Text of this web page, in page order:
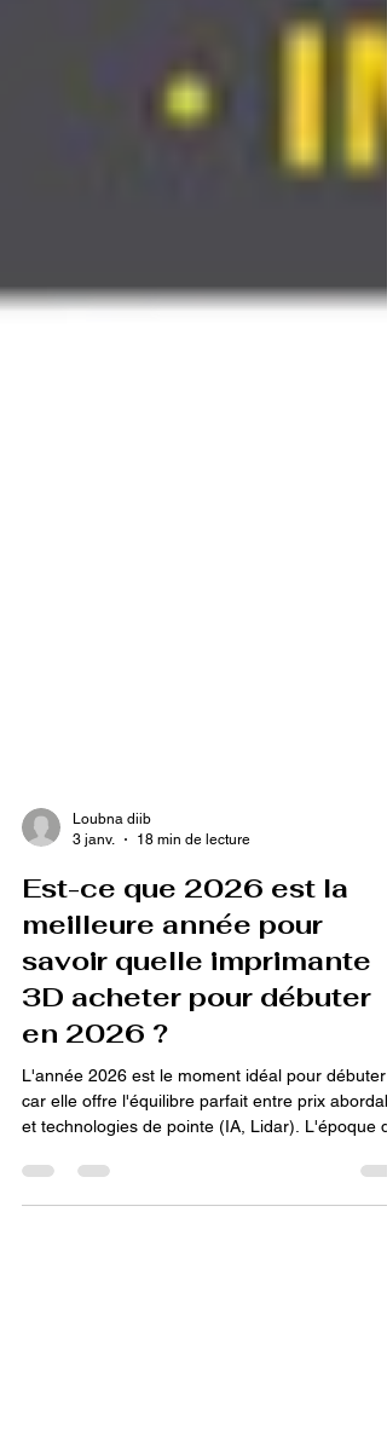
3 janv.
18 min de lecture
Est-ce que 2026 est la
meilleure année pour
savoir quelle imprimante
3D acheter pour débuter
en 2026 ?
L'année 2026 est le moment idéal pour débuter
et technologies de pointe (IA, Lidar). L'époque